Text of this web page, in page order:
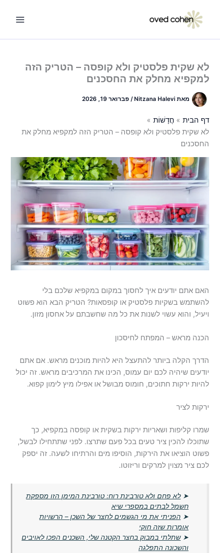
לא שקית פלסטיק ולא קופסה – הטריק הזה
למקפיא מחלק את החסכנים
מאתNitzana Halevi
/פברואר 19, 2026
דף הבית
חֲדָשׁוֹת
לא שקית פלסטיק ולא קופסה – הטריק הזה למקפיא מחלק את
החסכנים
האם אתם יודעים איך לחסוך במקום במקפיא שלכם בלי
להשתמש בשקיות פלסטיק או קופסאות? הטריק הבא הוא פשוט
ויעיל, והוא עשוי לשנות את כל מה שחשבתם על אחסון מזון.
הכנה מראש – המפתח לחיסכון
הדרך הקלה ביותר להתעצל היא להיות מוכנים מראש. אם אתם
יודעים שיהיה לכם יום עמוס, הכינו את המרכיבים מראש. זה יכול
להיות ירקות חתוכים, חומוס מבושל או אפילו מיץ לימון קפוא.
ירקות לציר
שמרו קליפות ושאריות ירקות בשקית או קופסה במקפיא, כך
שתוכלו להכין ציר טעים בכל פעם שתרצו. לפני שתתחילו לבשל,
פשוט הוציאו את הירקות, הוסיפו מים והרתיחו לשעה. זה יספק
לכם ציר מצוין למרקים וריזוטו.
➤לא פחם ולא טורבינת רוח: טורבינת המימן הזו מספקת
חשמל לבתים במספרי שיא
➤ הפניתי את מי הגשמים לחצר של השכן – הרשויות
אומרות שזה חוקי
➤שתלתי במבוק בחצר הקטנה שלי, השכנים הפכו לאויבים
והשכונה התפלגה